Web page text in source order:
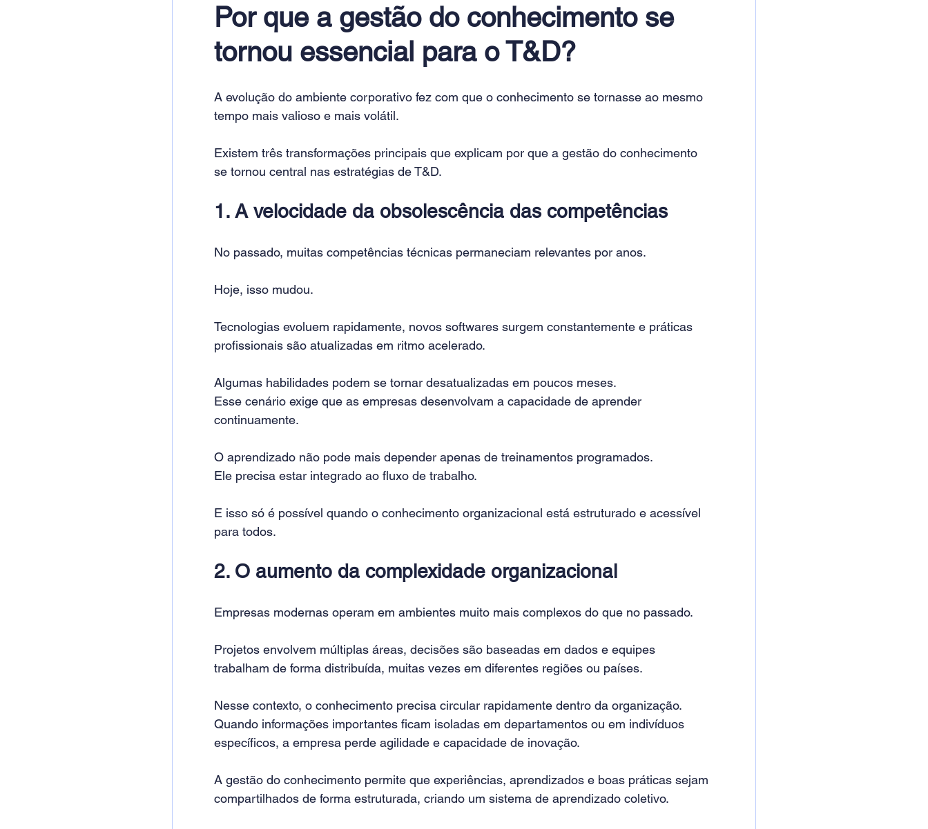
Por que a gestão do conhecimento se
tornou essencial para o T&D?
A evolução do ambiente corporativo fez com que o conhecimento se tornasse ao mesmo
tempo mais valioso e mais volátil.
Existem três transformações principais que explicam por que a gestão do conhecimento
se tornou central nas estratégias de T&D.
1. A velocidade da obsolescência das competências
No passado, muitas competências técnicas permaneciam relevantes por anos.
Hoje, isso mudou.
Tecnologias evoluem rapidamente, novos softwares surgem constantemente e práticas
profissionais são atualizadas em ritmo acelerado.
Algumas habilidades podem se tornar desatualizadas em poucos meses.
Esse cenário exige que as empresas desenvolvam a capacidade de aprender
continuamente.
O aprendizado não pode mais depender apenas de treinamentos programados.
Ele precisa estar integrado ao fluxo de trabalho.
E isso só é possível quando o conhecimento organizacional está estruturado e acessível
para todos.
2. O aumento da complexidade organizacional
Empresas modernas operam em ambientes muito mais complexos do que no passado.
Projetos envolvem múltiplas áreas, decisões são baseadas em dados e equipes
trabalham de forma distribuída, muitas vezes em diferentes regiões ou países.
Nesse contexto, o conhecimento precisa circular rapidamente dentro da organização.
Quando informações importantes ficam isoladas em departamentos ou em indivíduos
específicos, a empresa perde agilidade e capacidade de inovação.
A gestão do conhecimento permite que experiências, aprendizados e boas práticas sejam
compartilhados de forma estruturada, criando um sistema de aprendizado coletivo.